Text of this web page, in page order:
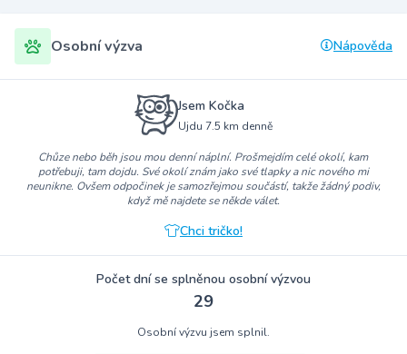
Osobní výzva Nápověda
Jsem Kočka
Ujdu 7.5 km denně
Chůze nebo běh jsou mou denní náplní. Prošmejdím celé okolí, kam
potřebuji, tam dojdu. Své okolí znám jako své tlapky a nic nového mi
neunikne. Ovšem odpočinek je samozřejmou součástí, takže žádný podiv,
když mě najdete se někde válet.
Chci tričko!
Počet dní se splněnou osobní výzvou
29
Osobní výzvu jsem splnil.